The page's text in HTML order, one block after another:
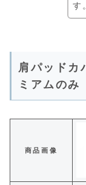
す
肩パッドカ
ミアムのみ
商品画像